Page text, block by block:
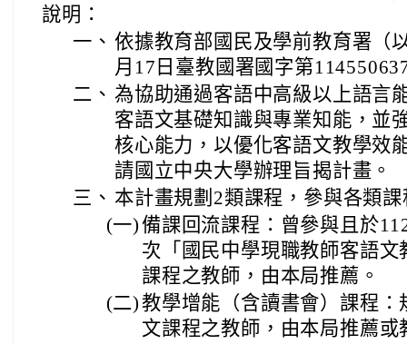
說明：
一、 依據教育部國民及學前教育署（
月17日臺教國署國字第
二、 為協助通過客語中高級以上語言
客語文基礎知識與專業知能，並
核心能力，以優化客語文教學效
請國立中央大學辦理旨揭計畫。
三、 本計畫規劃2類課程，參與各類
(一)備課回流課程：曾參與且於
次「國民中學現職教師客語
課程之教師，由本局推薦。
(二)教學增能（含讀書會）課程
文課程之教師，由本局推薦或